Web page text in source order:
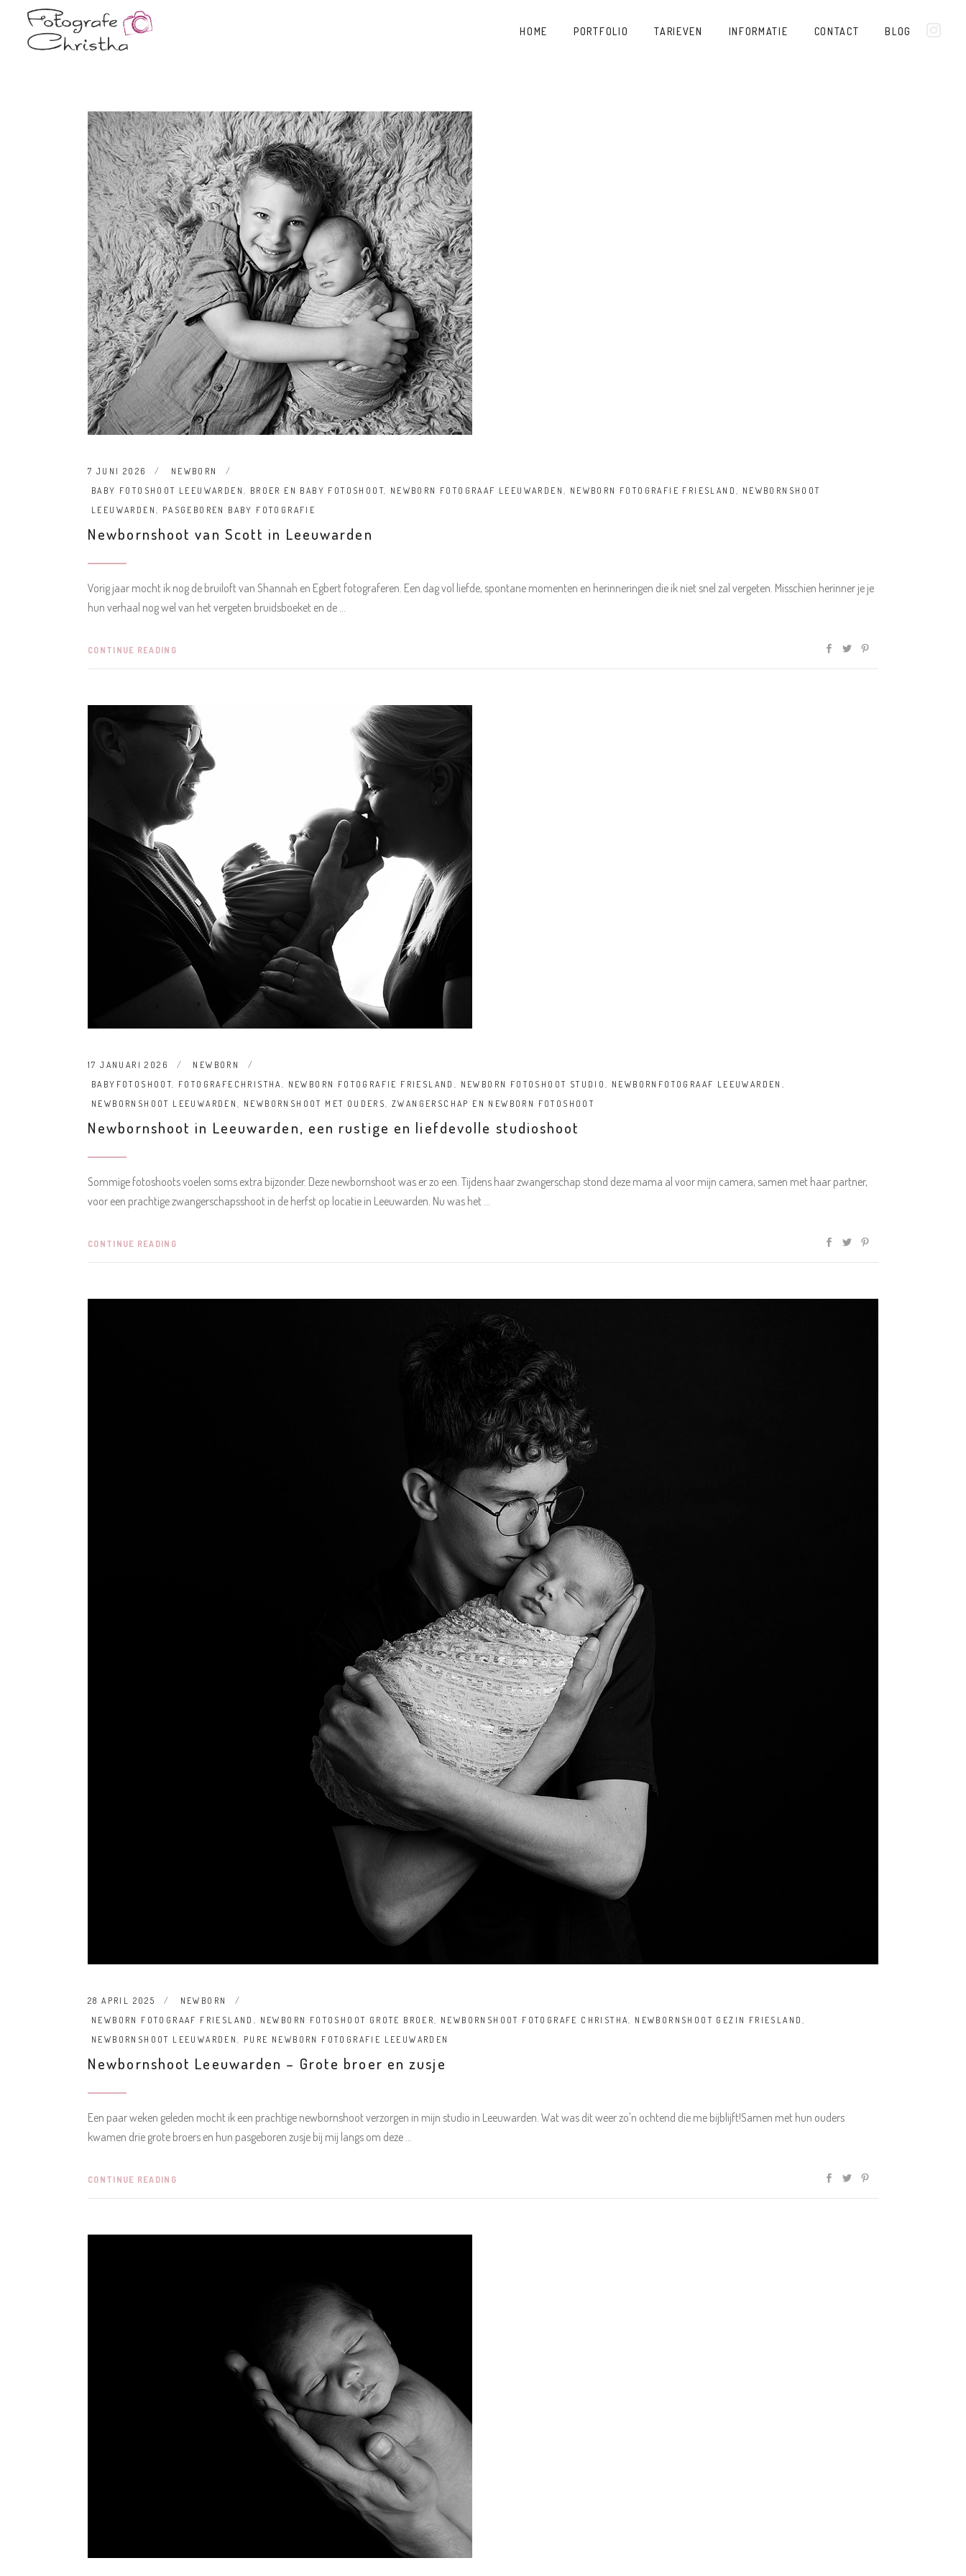
HOME PORTFOLIO TARIEVEN INFORMATIE CONTACT BLOG
7 JUNI 2026
NEWBORN
BABY FOTOSHOOT LEEUWARDEN , BROER EN BABY FOTOSHOOT, NEWBORN FOTOGRAAF LEEUWARDEN, NEWBORN FOTOGRAFIE FRIESLAND, NEWBORNSHOOT
LEEUWARDEN, PASGEBOREN BABY FOTOGRAFIE
Newbornshoot van Scott in Leeuwarden
Vorig jaar mocht ik nog de bruiloft van Shannah en Egbert fotograferen. Een dag vol liefde, spontane momenten en herinneringen die ik niet snel zal vergeten. Misschien herinner je je
hun verhaal nog wel van het vergeten bruidsboeket en de
CONTINUE READING
17 JANUARI 2026
NEWBORN
BABYFOTOSHOOT, FOTOGRAFECHRISTHA, NEWBORN FOTOGRAFIE FRIESLAND , NEWBORN FOTOSHOOT STUDIO, NEWBORNFOTOGRAAF LEEUWARDEN ,
NEWBORNSHOOT LEEUWARDEN, NEWBORNSHOOT MET OUDERS,ZWANGERSCHAP EN NEWBORN FOTOSHOOT
Newbornshoot in Leeuwarden, een rustige en liefdevolle studioshoot
Sommige fotoshoots voelen soms extra bijzonder. Deze newbornshoot was er zo een. Tijdens haar zwangerschap stond deze mama al voor mijn camera, samen met haar partner,
voor een prachtige zwangerschapsshoot in de herfst op locatie in Leeuwarden. Nu was het
CONTINUE READING
28 APRIL 2025
NEWBORN
NEWBORN FOTOGRAAF FRIESLAND
NEWBORN FOTOSHOOT GROTE BROER NEWBORNSHOOT FOTOGRAFE CHRISTHA NEWBORNSHOOT GEZIN FRIESLAND
NEWBORNSHOOT LEEUWARDEN
PURE NEWBORN FOTOGRAFIE LEEUWARDEN
Newbornshoot Leeuwarden – Grote broer en zusje
Een paar weken geleden mocht ik een prachtige newbornshoot verzorgen in mijn studio in Leeuwarden. Wat was dit weer zo'n ochtend die me bijblijft!Samen met hun ouders
kwamen drie grote broers en hun pasgeboren zusje bij mij langs om deze
CONTINUE READING